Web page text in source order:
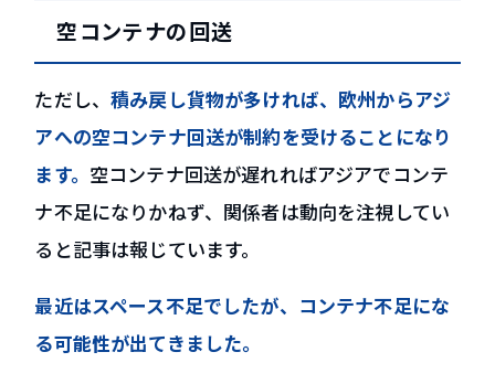
空コンテナの回送
ただし、積み戻し貨物が多ければ、欧州からアジ
アへの空コンテナ回送が制約を受けることになり
ます。 空コンテナ回送が遅れればアジアでコンテ
ナ不足になりかねず、関係者は動向を注視してい
ると記事は報じています。
最近はスペース不足でしたが、コンテナ不足にな
る可能性が出てきました。